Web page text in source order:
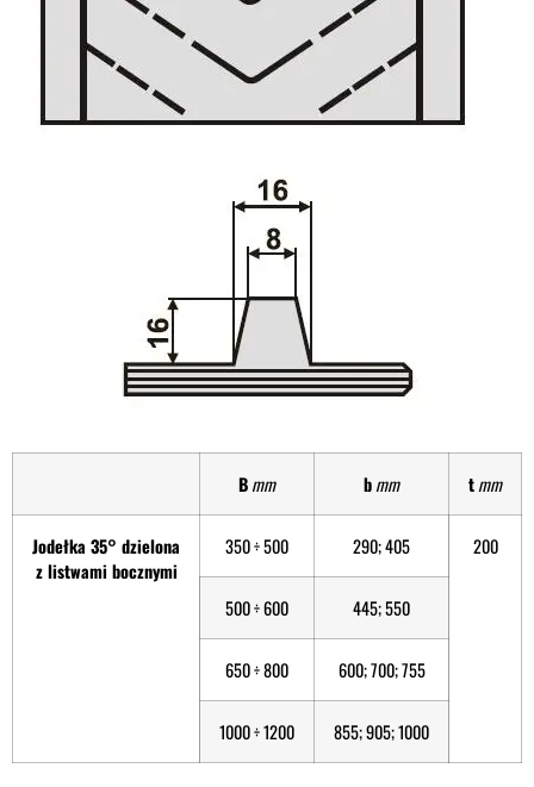
Bmm bmm tmm
Jodełka 35° dzielona
z listwami bocznymi
350 ÷ 500 290; 405 200
500 ÷ 600 445; 550
650 ÷ 800 600; 700; 755
1000 ÷ 1200 855; 905; 1000